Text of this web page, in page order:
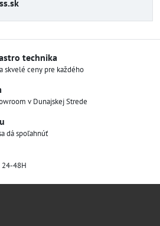
technika
skvelé ceny pre každého
v Dunajskej Strede
dá spoľahnúť
24-48H